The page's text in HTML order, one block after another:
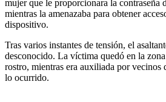
mujer que le proporcionara la contraseña
mientras la amenazaba para obtener
dispositivo.
Tras varios instantes de tensión, el
desconocido. La víctima quedó en la
rostro, mientras era auxiliada por vecinos
lo ocurrido.